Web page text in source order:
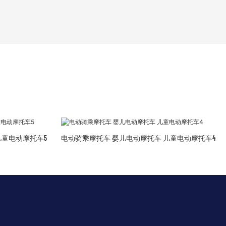
电动摩托车5 电动骑乘摩托车 婴儿电动摩托车 儿童电动摩托车4